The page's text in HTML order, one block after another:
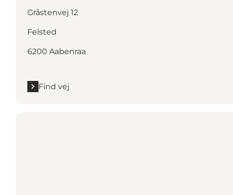
Gråstenvej 12
Felsted
6200 Aabenraa
Find vej